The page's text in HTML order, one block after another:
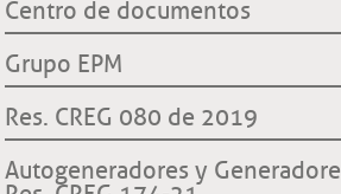
Grupo EPM
Gobernación de Santander
Contraloría General de Medellín
Contraloría General de la República
Procuraduría General de la Nación
Superintendencia de Servicios
Oficinas de atención al cliente
Línea Transparente
Centro de documentos
Notificación por aviso
Ley de protección de datos
Transparencia y accesos a
Derechos y deberes clientes y usuarios
Grupo EPM
¿Quiénes somos?
Hechos históricos
Proyecto hidroeléctrico Ituango
Res. CREG 080 de 2019
Declaración de cumplimiento reglas
Autogeneradores y